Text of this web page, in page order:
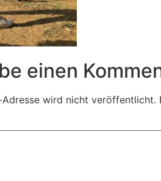
einen
Adresse wird nicht veröffentlicht.